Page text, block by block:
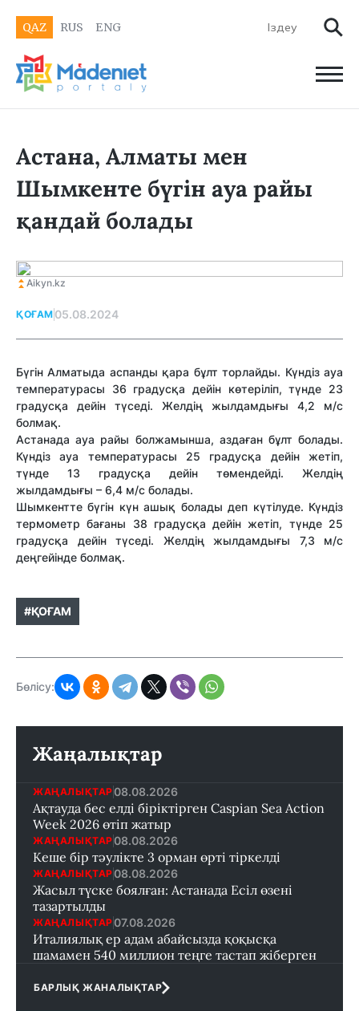
QAZ RUS ENG
Астана, Алматы мен
Шымкенте бүгін ауа райы
қандай болады
Aikyn.kz
ҚОҒАМ 05.08.2024
Бүгін Алматыда аспанды қара бұлт торлайды. Күндіз ауа
температурасы 36 градусқа дейін көтеріліп, түнде 23
градусқа дейін түседі. Желдің жылдамдығы 4,2 м/с
болмақ.
Астанада ауа райы болжамынша, аздаған бұлт болады.
Күндіз ауа температурасы 25 градусқа дейін жетіп,
түнде 13 градусқа дейін төмендейді. Желдің
жылдамдығы – 6,4 м/с болады.
Шымкентте бүгін күн ашық болады деп күтілуде. Күндіз
термометр бағаны 38 градусқа дейін жетіп, түнде 25
градусқа дейін түседі. Желдің жылдамдығы 7,3 м/с
деңгейінде болмақ.
#ҚОҒАМ
Бөлісу:
Жаңалықтар
ЖАҢАЛЫҚТАР 08.08.2026
Ақтауда бес елді біріктірген Caspian Sea Action
Week 2026 өтіп жатыр
ЖАҢАЛЫҚТАР 08.08.2026
Кеше бір тәулікте 3 орман өрті тіркелді
ЖАҢАЛЫҚТАР 08.08.2026
Жасыл түске боялған: Астанада Есіл өзені
тазартылды
ЖАҢАЛЫҚТАР 07.08.2026
Италиялық ер адам абайсызда қоқысқа
шамамен 540 миллион теңге тастап жіберген
БАРЛЫҚ ЖАНАЛЫҚТАР